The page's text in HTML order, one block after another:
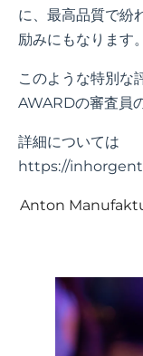
に、最高品質で紛
励みにもなります。
このような特別な
AWARDの審査員
詳細については
https://
Anton